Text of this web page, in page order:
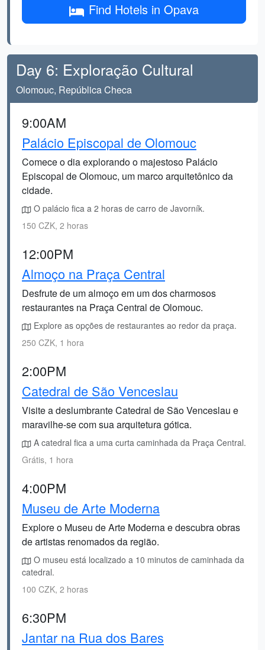
Find Hotels in Opava
Day 6: Exploração Cultural
Olomouc, República Checa
9:00AM
Palácio Episcopal de Olomouc
Comece o dia explorando o majestoso Palácio
Episcopal de Olomouc, um marco arquitetônico da
cidade.
O palácio fica a 2 horas de carro de Javorník.
150 CZK, 2 horas
12:00PM
Almoço na Praça Central
Desfrute de um almoço em um dos charmosos
restaurantes na Praça Central de Olomouc.
Explore as opções de restaurantes ao redor da praça.
250 CZK, 1 hora
2:00PM
Catedral de São Venceslau
Visite a deslumbrante Catedral de São Venceslau e
maravilhe-se com sua arquitetura gótica.
A catedral fica a uma curta caminhada da Praça Central.
Grátis, 1 hora
4:00PM
Museu de Arte Moderna
Explore o Museu de Arte Moderna e descubra obras
de artistas renomados da região.
O museu está localizado a 10 minutos de caminhada da
catedral.
100 CZK, 2 horas
6:30PM
Jantar na Rua dos Bares